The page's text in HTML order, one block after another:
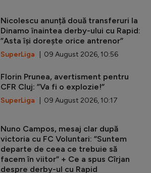
Nicolescu anunță două transferuri la
Dinamo înaintea derby-ului cu Rapid:
”Asta își dorește orice antrenor”
SuperLiga | 09 August 2026, 10:56
Florin Prunea, avertisment pentru
CFR Cluj: ”Va fi o explozie!”
SuperLiga | 09 August 2026, 10:17
Nuno Campos, mesaj clar după
victoria cu FC Voluntari: ”Suntem
departe de ceea ce trebuie să
facem în viitor” + Ce a spus Cîrjan
despre derby-ul cu Rapid